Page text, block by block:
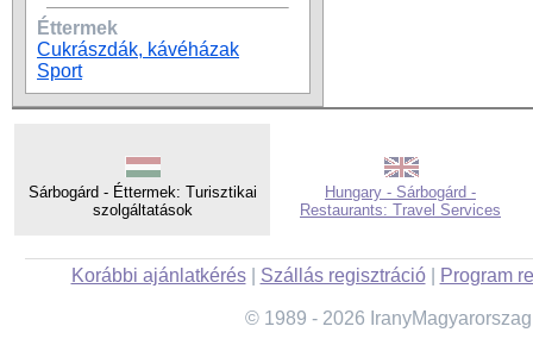
Éttermek
Cukrászdák, kávéházak
Sport
Sárbogárd - Éttermek: Turisztikai
szolgáltatások
Hungary - Sárbogárd -
Restaurants: Travel Services
Korábbi ajánlatkérés| Szállás regisztráció| Program
© 1989 - 2026